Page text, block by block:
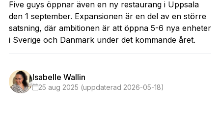
Five guys öppnar även en ny restaurang i Uppsala
den 1 september. Expansionen är en del av en större
satsning, där ambitionen är att öppna 5-6 nya enheter
i Sverige och Danmark under det kommande året.
Isabelle Wallin
25 aug 2025 (uppdaterad 2026-05-18)